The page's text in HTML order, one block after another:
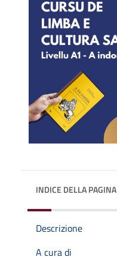
INDICE DELLA PAGINA
Descrizione
A cura di